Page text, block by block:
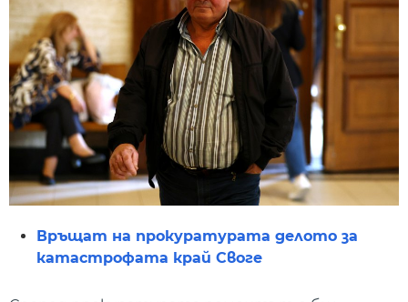
Връщат на прокуратурата делото за
катастрофата край Своге